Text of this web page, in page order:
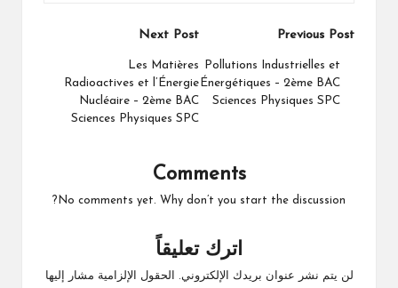
Post
navigation
Previous Post
Pollutions Industrielles et
Énergétiques – 2ème BAC
Sciences Physiques SPC
Next Post
Les Matières
Radioactives et l’Énergie
Nucléaire – 2ème BAC
Sciences Physiques SPC
Comments
No comments yet. Why don’t you start the discussion?
اترك تعليقاً
لن يتم نشر عنوان بريدك الإلكتروني.
الحقول الإلزامية مشار إليها